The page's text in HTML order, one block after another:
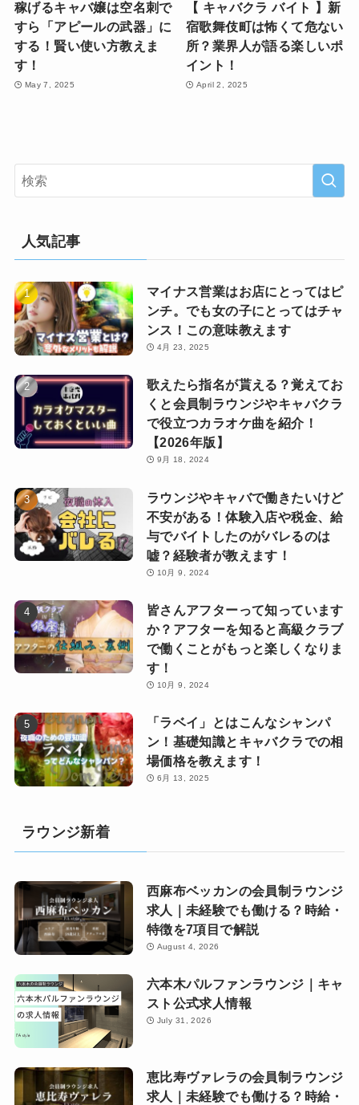
稼げるキャバ嬢は空名刺で
すら「アピールの武器」に
する！賢い使い方教えま
す！
May 7, 2025
【 キャバクラ バイト 】新
宿歌舞伎町は怖くて危ない
所？業界人が語る楽しいポ
イント！
April 2, 2025
人気記事
マイナス営業はお店にとってはピ
ンチ。でも女の子にとってはチャ
ンス！この意味教えます
4月 23, 2025
歌えたら指名が貰える？覚えてお
くと会員制ラウンジやキャバクラ
で役立つカラオケ曲を紹介！
【2026年版】
9月 18, 2024
ラウンジやキャバで働きたいけど
不安がある！体験入店や税金、給
与でバイトしたのがバレるのは
嘘？経験者が教えます！
10月 9, 2024
皆さんアフターって知っています
か？アフターを知ると高級クラブ
で働くことがもっと楽しくなりま
す！
10月 9, 2024
「ラベイ」とはこんなシャンパ
ン！基礎知識とキャバクラでの相
場価格を教えます！
6月 13, 2025
ラウンジ新着
西麻布ベッカンの会員制ラウンジ
求人｜未経験でも働ける？時給・
特徴を7項目で解説
August 4, 2026
六本木パルファンラウンジ｜キャ
スト公式求人情報
July 31, 2026
恵比寿ヴァレラの会員制ラウンジ
求人｜未経験でも働ける？時給・